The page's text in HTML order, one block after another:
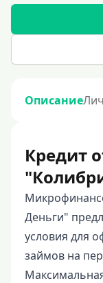
Описание
Кредит
Деньги"
условия для
займов на